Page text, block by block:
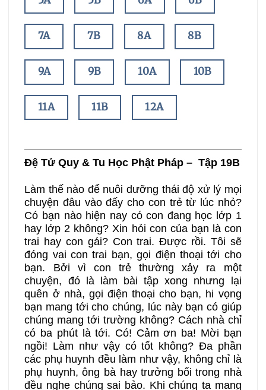
7A 7B 8A 8B
9A 9B 10A 10B
11A 11B 12A
15B 16A 16B
17A 17B 18A
18B 19A 19B
20A 20B 21A
21B 22A 22B
Đệ Tử Quy & Tu Học Phật Pháp – Tập 19B
Làm thế nào để nuôi dưỡng thái độ xử lý mọi
chuyện đâu vào đấy cho con trẻ từ lúc nhỏ?
Có bạn nào hiện nay có con đang học lớp 1
hay lớp 2 không? Xin hỏi con của bạn là con
trai hay con gái? Con trai. Được rồi. Tôi sẽ
đóng vai con trai bạn, gọi điện thoại tới cho
bạn. Bởi vì con trẻ thường xảy ra một
chuyện, đó là làm bài tập xong nhưng lại
quên ở nhà, gọi điện thoại cho bạn, hi vọng
bạn mang tới cho chúng, lúc này bạn có giúp
chúng mang tới trường không? Cách nhà chỉ
có ba phút là tới. Có! Cảm ơn ba! Mời bạn
ngồi! Làm như vậy có tốt không? Đa phần
các phụ huynh đều làm như vậy, không chỉ là
phụ huynh, ông bà hay trưởng bối trong nhà
đều nghe chúng sai bảo. Khi chúng ta mang